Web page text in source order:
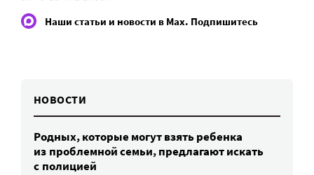
Наши статьи и новости в Max. Подпишитесь
НОВОСТИ
Родных, которые могут взять ребенка
из проблемной семьи, предлагают искать
с полицией